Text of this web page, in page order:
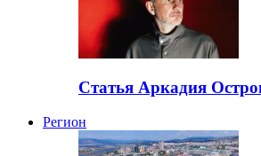
Статья Аркадия
Регион